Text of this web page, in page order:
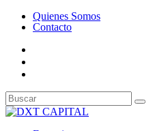
Quienes Somos
Contacto